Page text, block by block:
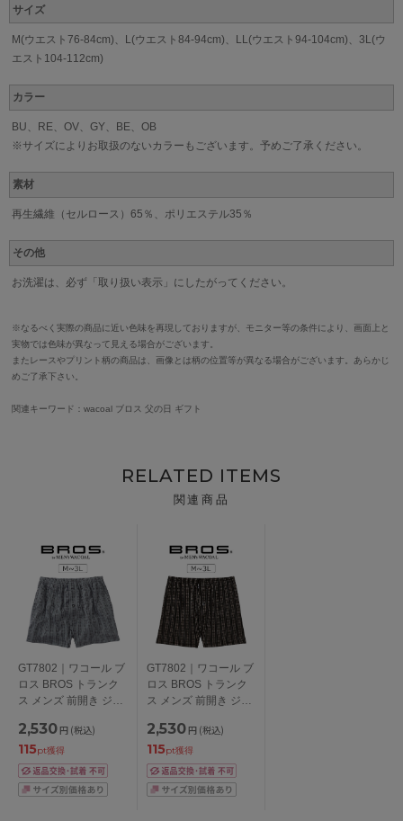
サイズ
M(ウエスト76-84cm)、L(ウエスト84-94cm)、LL(ウエスト94-104cm)、3L(ウ
エスト104-112cm)
カラー
BU、RE、OV、GY、BE、OB
※サイズによりお取扱のないカラーもございます。予めご了承ください。
素材
再生繊維（セルロース）65％、ポリエステル35％
その他
お洗濯は、必ず「取り扱い表示」にしたがってください。
※なるべく実際の商品に近い色味を再現しておりますが、モニター等の条件により、画面上と
実物では色味が異なって見える場合がございます。
またレースやプリント柄の商品は、画像とは柄の位置等が異なる場合がございます。あらかじ
めご了承下さい。
関連キーワード：wacoal ブロス 父の日 ギフト
RELATED ITEMS
関連商品
GT7802｜ワコール ブ
ロス BROS トランク
ス メンズ 前開き ジャ
ル丈 M/L/LL/3L
2,530 円 (税込)
115pt獲得
GT7802｜ワコール ブ
ロス BROS トランク
ス メンズ 前開き ジャ
ル丈 M/L/LL/3L
2,530 円 (税込)
115pt獲得